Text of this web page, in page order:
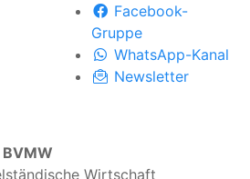
Facebook-
Gruppe
WhatsApp-Kanal
Newsletter
Wirtschaft